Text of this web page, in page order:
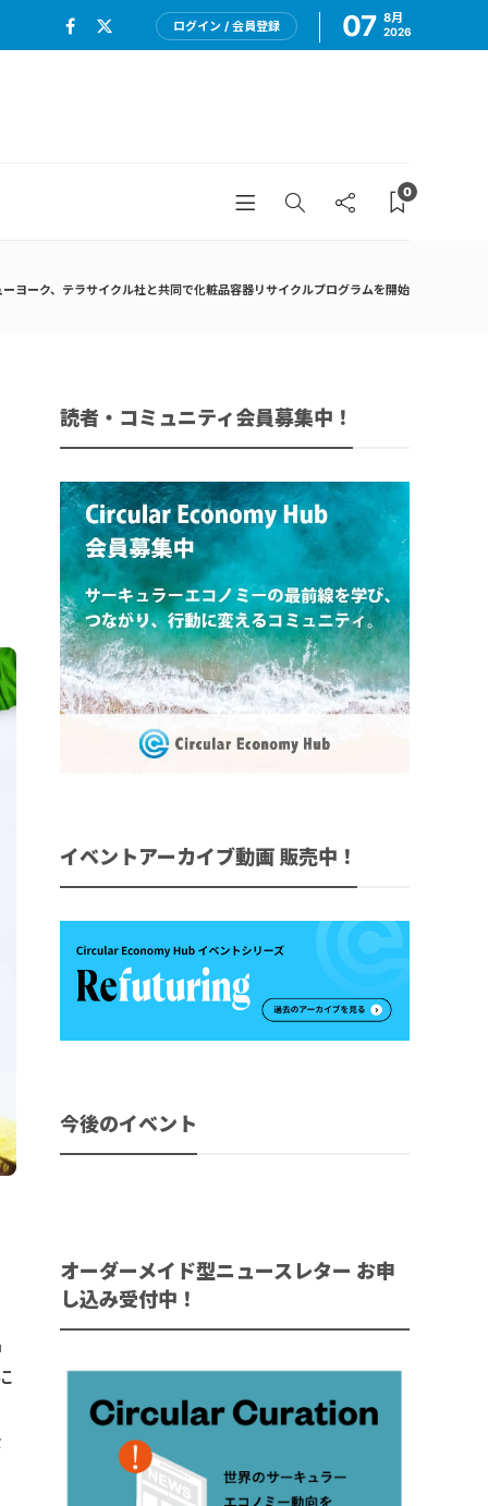
ログイン / 会員登録 07 8月
2026
0
ヨーク、テラサイクル社と共同で化粧品容器リサイクルプログラムを開始
読者・コミュニティ会員募集中！
イベントアーカイブ動画 販売中！
今後のイベント
オーダーメイド型ニュースレター お申
し込み受付中！